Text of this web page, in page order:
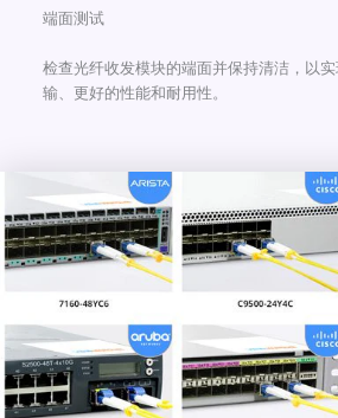
端面测试
检查光纤收发模块的端面并保持清洁，以
输、更好的性能和耐用性。